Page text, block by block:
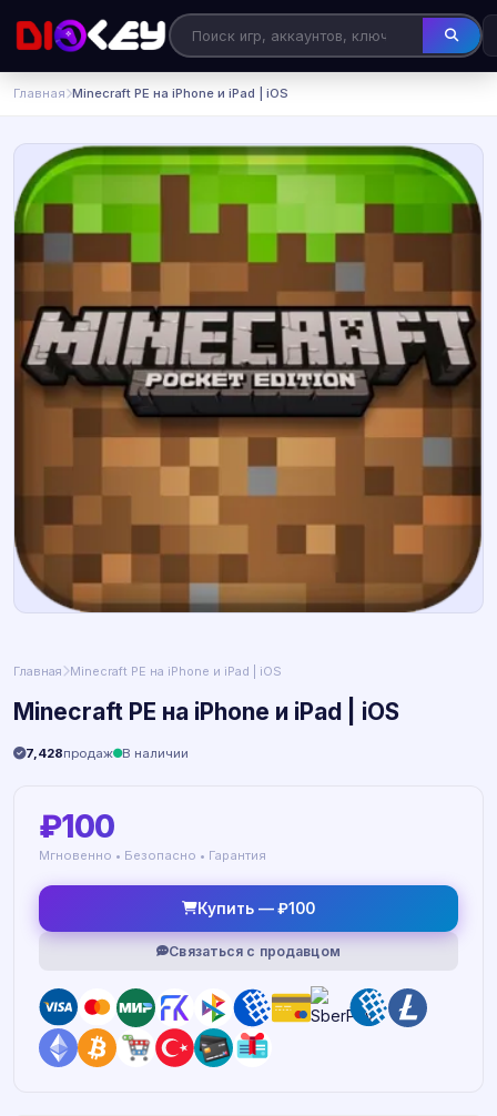
Главная Minecraft PE на iPhone и iPad | iOS
Главная Minecraft PE на iPhone и iPad | iOS
Minecraft PE на iPhone и iPad | iOS
7,428продаж В наличии
₽100
Мгновенно • Безопасно • Гарантия
Купить — ₽100
Связаться с продавцом